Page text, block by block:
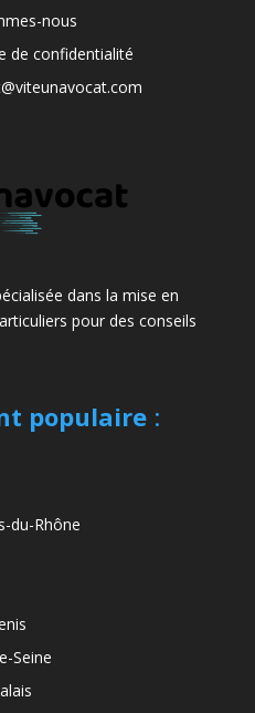
nous
de confidentialité
dans la mise en
pour des conseils
populaire:
du-Rhône
Seine